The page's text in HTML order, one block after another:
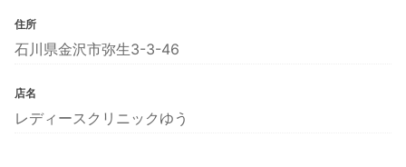
住所
石川県金沢市弥生3-3-46
店名
レディースクリニックゆう